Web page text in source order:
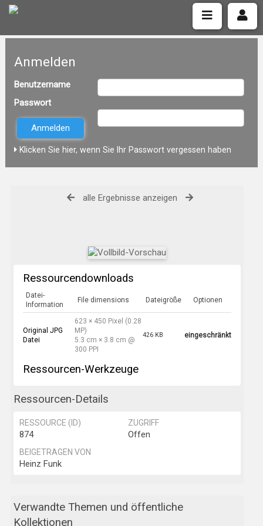
Anmelden
Benutzername
Passwort
Klicken Sie hier, wenn Sie Ihr Passwort vergessen haben
alle Ergebnisse anzeigen
Ressourcendownloads
Datei-
Information
File dimensions Dateigröße Optionen
Original JPG
Datei
623 × 450 Pixel (0.28
MP)
5.3 cm × 3.8 cm @
300 PPI
426 KB eingeschränkt
Ressourcen-Werkzeuge
Ressourcen-Details
RESSOURCE (ID)
874
ZUGRIFF
Offen
BEIGETRAGEN VON
Heinz Funk
Verwandte Themen und öffentliche
Kollektionen